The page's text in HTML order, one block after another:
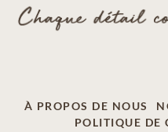
À PROPOS DE NOUS
POLITIQUE DE